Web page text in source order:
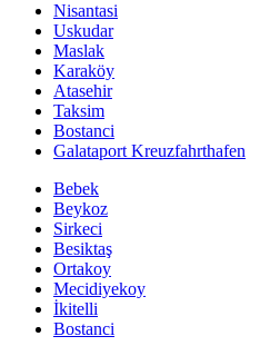
Nisantasi
Uskudar
Maslak
Karaköy
Atasehir
Taksim
Bostanci
Galataport Kreuzfahrthafen
Bebek
Beykoz
Sirkeci
Besiktaş
Ortakoy
Mecidiyekoy
İkitelli
Bostanci